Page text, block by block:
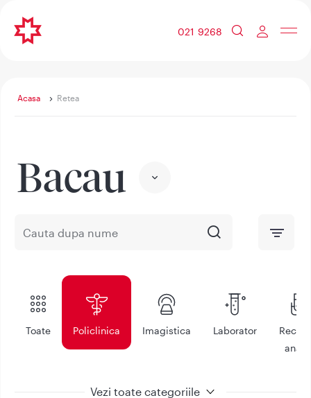
021 9268
Acasa Retea
Bacau
Toate Policlinica Imagistica Laborator
Vezi toate categoriile